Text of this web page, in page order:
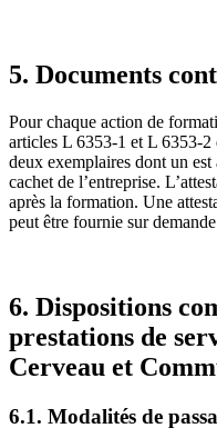
5. Documents
Pour chaque action de
articles L 6353-1 et L 6353-2
deux exemplaires dont un
cachet de l’entreprise.
après la formation. Une
peut être fournie sur
6. Dispositions
prestations de
Cerveau et
6.1. Modalités de